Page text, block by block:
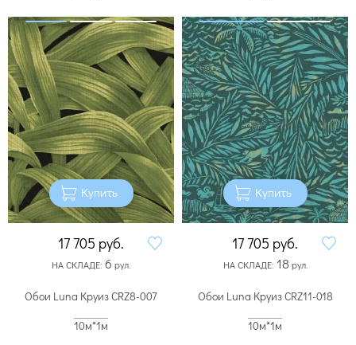
Купить
17 705 руб.
НА СКЛАДЕ: 6 рул.
Купить
17 705 руб.
НА СКЛАДЕ: 18 рул.
Обои Luna Круиз CRZ8-007
10м*1м
Обои Luna Круиз CRZ11-018
10м*1м